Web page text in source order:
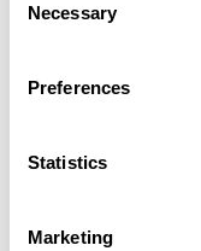
Selection
Necessary
Preferences
Statistics
Marketing
Scopri questo
de-Lans. Questo
ore e 48 minuti per